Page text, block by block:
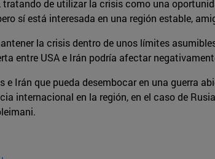
de utilizar la crisis como una
sí está interesada en una región estable,
la crisis dentro de unos límites
entre USA e Irán podría afectar
Irán que pueda desembocar en una guerra
internacional en la región, en el caso de